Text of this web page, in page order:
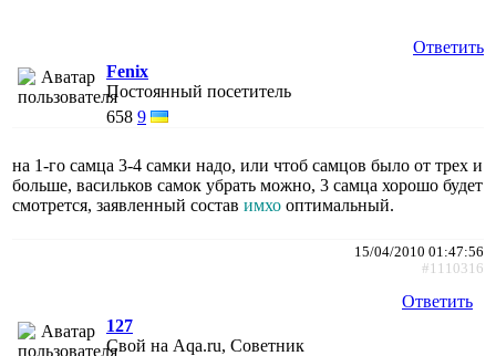
Ответить
Fenix
Постоянный посетитель
658 9
на 1-го самца 3-4 самки надо, или чтоб самцов было от трех и
больше, васильков самок убрать можно, 3 самца хорошо будет
смотрется, заявленный состав имхо оптимальный.
15/04/2010 01:47:56
#1110316
Ответить
127
Свой на Aqa.ru, Советник